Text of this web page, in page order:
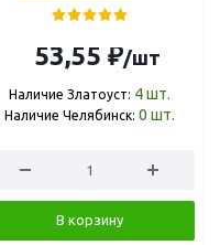
53,55 ₽/шт
Наличие Златоуст: 4 шт.
Наличие Челябинск: 0 шт.
В корзину